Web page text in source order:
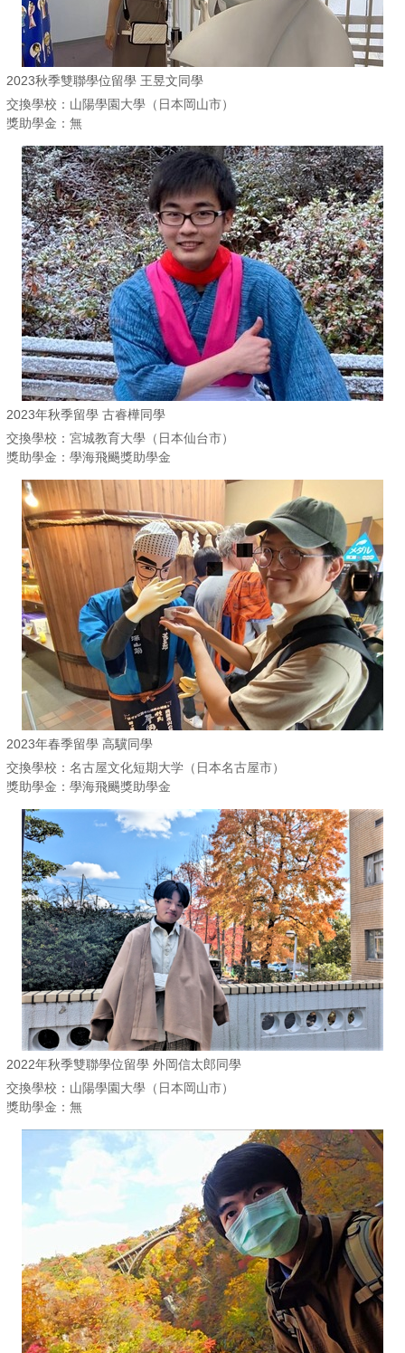
2023秋季雙聯學位留學 王昱文同學
交換學校：山陽學園大學（日本岡山市）
獎助學金：無
2023年秋季留學 古睿樺同學
交換學校：宮城教育大學（日本仙台市）
獎助學金：學海飛颺獎助學金
2023年春季留學 高驥同學
交換學校：名古屋文化短期大学（日本名古屋市）
獎助學金：學海飛颺獎助學金
2022年秋季雙聯學位留學 外岡信太郎同學
交換學校：山陽學園大學（日本岡山市）
獎助學金：無